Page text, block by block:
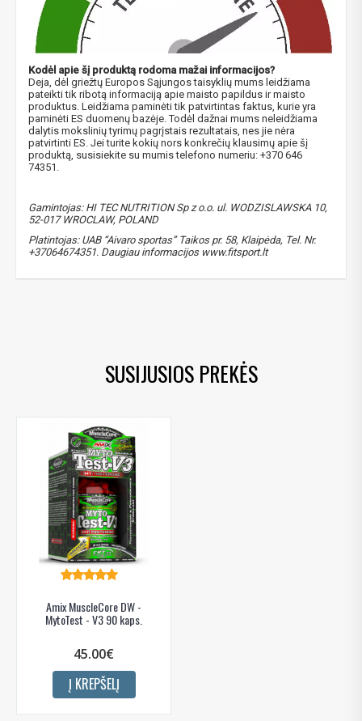
Kodėl apie šį produktą rodoma mažai informacijos?
Deja, dėl griežtų Europos Sąjungos taisyklių mums leidžiama
pateikti tik ribotą informaciją apie maisto papildus ir maisto
produktus. Leidžiama paminėti tik patvirtintas faktus, kurie yra
paminėti ES duomenų bazėje. Todėl dažnai mums neleidžiama
dalytis mokslinių tyrimų pagrįstais rezultatais, nes jie nėra
patvirtinti ES. Jei turite kokių nors konkrečių klausimų apie šį
produktą, susisiekite su mumis telefono numeriu: +370 646
74351.
Gamintojas: HI TEC NUTRITION Sp z o.o. ul. WODZISLAWSKA 10,
52-017 WROCLAW, POLAND
Platintojas: UAB “Aivaro sportas” Taikos pr. 58, Klaipėda, Tel. Nr.
+37064674351. Daugiau informacijos www.fitsport.lt
SUSIJUSIOS PREKĖS
Amix MuscleCore DW -
MytoTest - V3 90 kaps.
45.00€
Į KREPŠELĮ
NUOLAIDA TAU!
Gauk-10%* nuolaidos kodąapsipirkimui (daugeliui
prekių) bei nepraleisk kitų geriausių pasiūlymų!
Prenumeruok mūsų naujienlaiškį jau dabar!
* Nuolaida taikoma gamintojams: Amix, Bigman, XXL, Raw powders, Go
powders, Maxxwin, Power system. Akcijinėms prekėms nuolaida netaikoma,
nuolaidos nesumuojamos.